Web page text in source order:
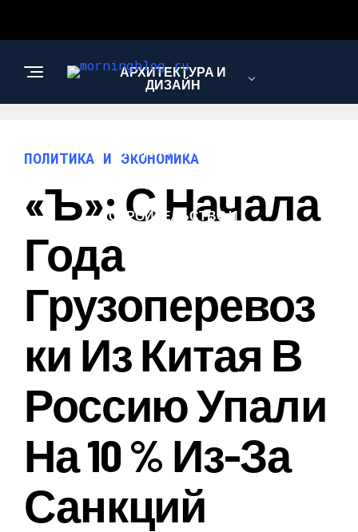
АРХИТЕКТУРА И
ДИЗАЙН
МОДА И СТИЛЬ
СТРОИТЕЛЬСТВО И
ПОЛИТИКА И ЭКОНОМИКА
«Ъ»: С Начала
Года
Грузоперевоз
Ки Из Китая В
Россию Упали
На 10 % Из-За
Санкций